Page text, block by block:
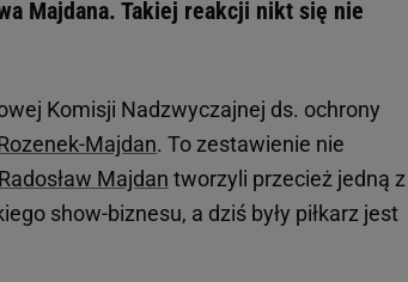
Majdana. Takiej reakcji nikt się nie
Komisji Nadzwyczajnej ds. ochrony
Majdan. To zestawienie nie
Radosław Majdan tworzyli przecież jedną z
show-biznesu, a dziś były piłkarz jest